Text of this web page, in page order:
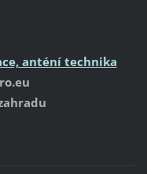
anténí technika